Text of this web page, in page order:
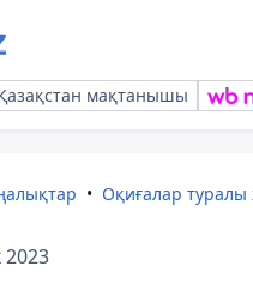
мақтанышы
Оқиғалар
2023